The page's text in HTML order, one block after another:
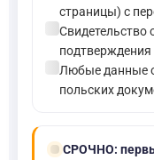
страницы) с
check_circleСвидетельство
check_circleЛюбые данные
польских
boltСРОЧНО: